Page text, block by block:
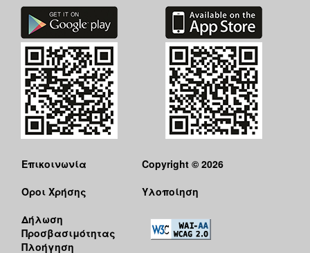
Επικοινωνία
Όροι Χρήσης
Δήλωση
Προσβασιμότητας
Πλοήγηση
Copyright © 2026
Υλοποίηση